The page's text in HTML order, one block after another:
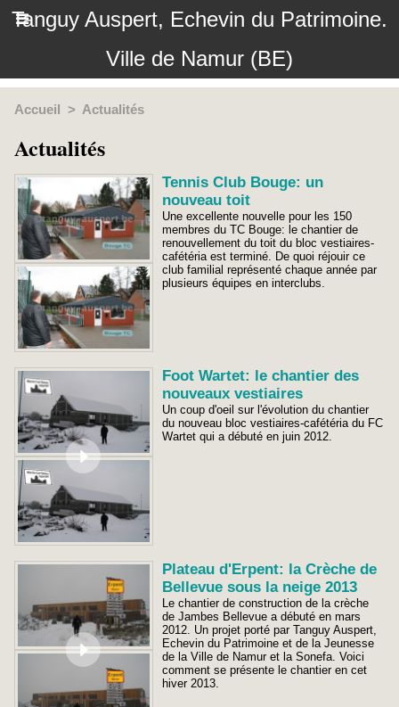
Tanguy Auspert, Echevin du Patrimoine.
Ville de Namur (BE)
Accueil > Actualités
Actualités
Tennis Club Bouge: un
nouveau toit
Une excellente nouvelle pour les 150
membres du TC Bouge: le chantier de
renouvellement du toit du bloc vestiaires-
cafétéria est terminé. De quoi réjouir ce
club familial représenté chaque année par
plusieurs équipes en interclubs.
Foot Wartet: le chantier des
nouveaux vestiaires
Un coup d'oeil sur l'évolution du chantier
du nouveau bloc vestiaires-cafétéria du FC
Wartet qui a débuté en juin 2012.
Plateau d'Erpent: la Crèche de
Bellevue sous la neige 2013
Le chantier de construction de la crèche
de Jambes Bellevue a débuté en mars
2012. Un projet porté par Tanguy Auspert,
Echevin du Patrimoine et de la Jeunesse
de la Ville de Namur et la Sonefa. Voici
comment se présente le chantier en cet
hiver 2013.